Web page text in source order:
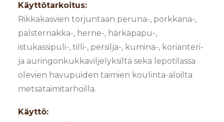
Käyttötarkoitus:
Rikkakasvien torjuntaan peruna-, porkkana-,
palsternakka-, herne-, härkäpapu-,
istukassipuli-, tilli-, persilja-, kumina-, korianteri-
ja auringonkukkaviljelyksiltä sekä lepotilassa
olevien havupuiden taimien koulinta-aloilta
metsätaimitarhoilla.
Käyttö: